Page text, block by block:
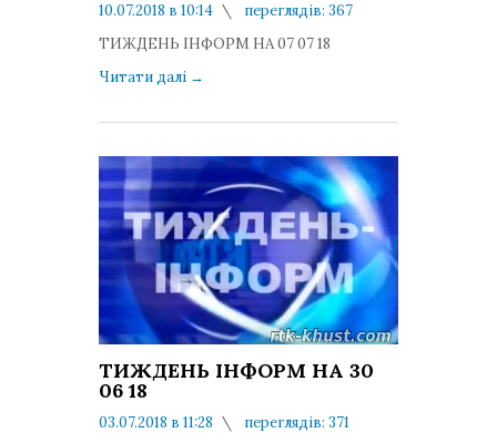
10.07.2018 в 10:14
переглядів: 367
ТИЖДЕНЬ ІНФОРМ НА 07 07 18
Читати далі →
ТИЖДЕНЬ ІНФОРМ НА 30
06 18
03.07.2018 в 11:28
переглядів: 371